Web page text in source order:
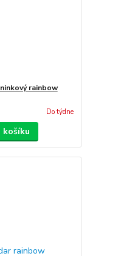
rainbow
Do týdne
košíku